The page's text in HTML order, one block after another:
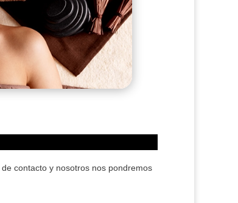
de contacto y nosotros nos pondremos